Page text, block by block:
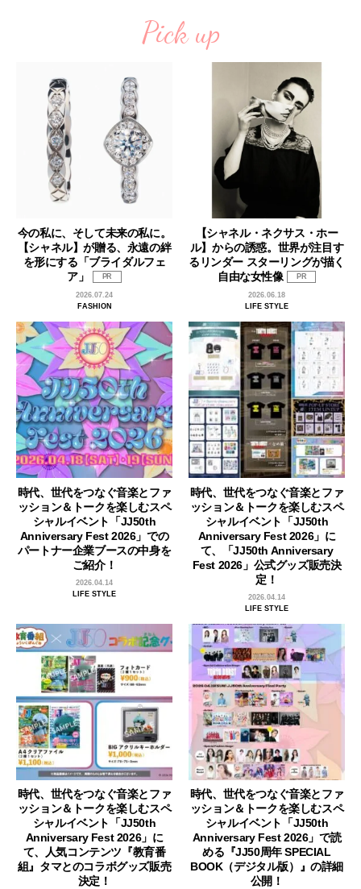
Pick up
今の私に、そして未来の私に。
【シャネル】が贈る、永遠の絆
を形にする「ブライダルフェ
ア」
PR
2026.07.24
FASHION
【シャネル・ネクサス・ホー
ル】からの誘惑。世界が注目す
るリンダー スターリングが描く
自由な女性像
PR
2026.06.18
LIFE STYLE
時代、世代をつなぐ音楽とファ
ッション＆トークを楽しむスペ
シャルイベント「JJ50th
Anniversary Fest 2026」での
パートナー企業ブースの中身を
ご紹介！
2026.04.14
LIFE STYLE
時代、世代をつなぐ音楽とファ
ッション＆トークを楽しむスペ
シャルイベント「JJ50th
Anniversary Fest 2026」に
て、「JJ50th Anniversary
Fest 2026」公式グッズ販売決
定！
2026.04.14
LIFE STYLE
時代、世代をつなぐ音楽とファ
ッション＆トークを楽しむスペ
シャルイベント「JJ50th
Anniversary Fest 2026」に
て、人気コンテンツ『教育番
組』タマとのコラボグッズ販売
決定！
時代、世代をつなぐ音楽とファ
ッション＆トークを楽しむスペ
シャルイベント「JJ50th
Anniversary Fest 2026」で読
める『JJ50周年 SPECIAL
BOOK（デジタル版）』の詳細
公開！